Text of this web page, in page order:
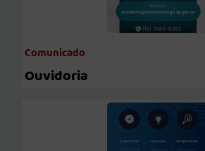
Comunicado
Ouvidoria